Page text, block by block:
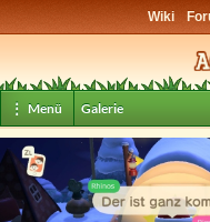
Wiki
⋮ Menü Galerie